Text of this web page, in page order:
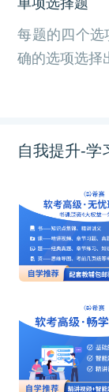
单项选择题
每题的四个选
确的选项选择
自我提升-学